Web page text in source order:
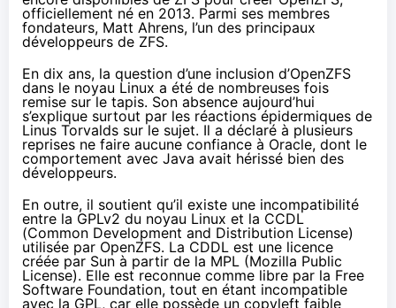
officiellement né en 2013. Parmi ses membres
fondateurs, Matt Ahrens, l’un des principaux
développeurs de ZFS.
En dix ans, la question d’une inclusion d’OpenZFS
dans le noyau Linux a été de nombreuses fois
remise sur le tapis. Son absence aujourd’hui
s’explique surtout par les réactions épidermiques de
Linus Torvalds sur le sujet. Il a déclaré à plusieurs
reprises ne faire aucune confiance à Oracle, dont le
comportement avec Java avait hérissé bien des
développeurs.
En outre, il soutient qu’il existe une incompatibilité
entre la GPLv2 du noyau Linux et la CCDL
(Common Development and Distribution License)
utilisée par OpenZFS. La CDDL est une licence
créée par Sun à partir de la MPL (Mozilla Public
License). Elle est reconnue comme libre par la Free
Software Foundation, tout en étant incompatible
avec la GPL, car elle possède un copyleft faible